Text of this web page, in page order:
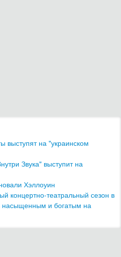
выступят на "украинском
Звука" выступит на
Хэллоуин
концертно-театральный сезон в
насыщенным и богатым на